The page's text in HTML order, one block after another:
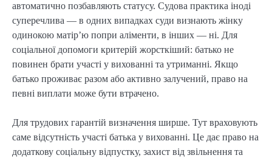
автоматично позбавляють статусу. Судова практика іноді
суперечлива — в одних випадках суди визнають жінку
одинокою матір’ю попри аліменти, в інших — ні. Для
соціальної допомоги критерій жорсткіший: батько не
повинен брати участі у вихованні та утриманні. Якщо
батько проживає разом або активно залучений, право на
певні виплати може бути втрачено.
Для трудових гарантій визначення ширше. Тут враховують
саме відсутність участі батька у вихованні. Це дає право на
додаткову соціальну відпустку, захист від звільнення та